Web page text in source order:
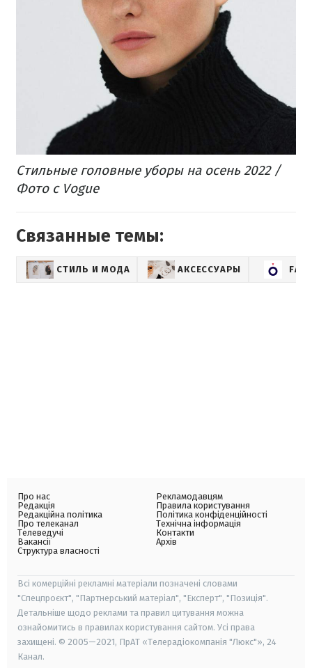
Стильные головные уборы на осень 2022 /
Фото с Vogue
Связанные темы:
СТИЛЬ И МОДА АКСЕССУАРЫ
Про нас
Редакція
Редакційна політика
Про телеканал
Телеведучі
Вакансії
Структура власності
Рекламодавцям
Правила користування
Політика конфіденційності
Технічна інформація
Контакти
Архів
Всі комерційні рекламні матеріали позначені словами
"Спецпроєкт", "Партнерський матеріал", "Експерт", "Позиція".
Детальніше щодо реклами та правил цитування можна
ознайомитись в правилах користування сайтом. Усі права
захищені. © 2005—2021, ПрАТ «Телерадіокомпанія "Люкс"», 24
Канал.